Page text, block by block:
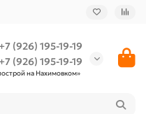
+7 (926) 195-19-19
+7 (926) 195-19-19
на Нахимовком»